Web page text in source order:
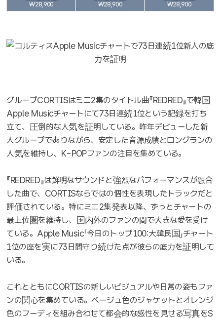
₩28,900 ₩28,900 ₩28,900
グループCORTISはミニ2集のタイトル曲『REDRED』で韓国
Apple Musicチャートにて73日連続1位という記録を打ち
立て、圧倒的な人気を証明している。昨年デビューした新
人グループでありながら、安定した音源成績とロングランの
人気を維持し、K-POPファンの注目を集めている。
『REDRED』は鮮明なサウンドと強烈なパフォーマンスが融合
した曲で、CORTISならではの個性を表現したトラックだと
評価されている。特にミニ2集発表以降、ずっとチャートの
最上位圏を維持し、国内外のファンの間で大きな愛を受け
ている。Apple Music「今日のトップ100:大韓民国」チャート
1位の座を実に73日間守り続けた点が彼らの底力を証明して
いる。
これとともにCORTISの新しいビジュアルや日常の姿もファ
ンの関心を集めている。ベージュ色のジャケットとオレンジ
色のフーディを組み合わせて都会的な感性を見せる写真をS